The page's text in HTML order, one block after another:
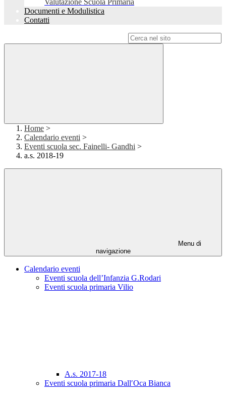
Valutazione Scuola Primaria
Documenti e Modulistica
Contatti
Home >
Calendario eventi >
Eventi scuola sec. Fainelli- Gandhi >
a.s. 2018-19
Menu di
navigazione
Calendario eventi
Eventi scuola dell’Infanzia G.Rodari
Eventi scuola primaria Vilio
A.s. 2017-18
Eventi scuola primaria Dall′Oca Bianca